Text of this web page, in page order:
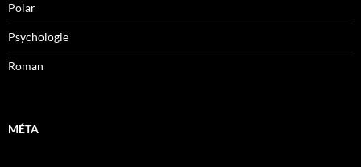
Polar
Psychologie
Roman
MÉTA